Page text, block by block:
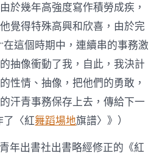
於幾年高強度寫作積勞成疾，
覺得特殊高興和欣喜，由於完
在這個時期中，連續串的事務激
抽像衝動了我，自此，我決計
性情、抽像，把他們的勇敢，
汗青事務保存上去，傳給下一
了〈紅舞蹈場地旗譜〉》）
年出書社出書略經修正的《紅